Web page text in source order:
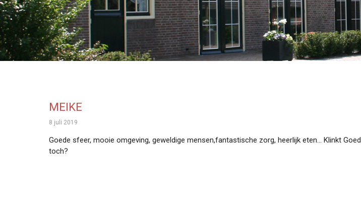
MEIKE
8 juli 2019
Goede sfeer, mooie omgeving, geweldige mensen,fantastische zorg, heerlijk eten… Klinkt Goed
toch?